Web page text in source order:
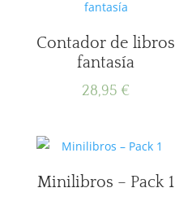
Contador de libros
fantasía
28,95 €
Minilibros – Pack 1